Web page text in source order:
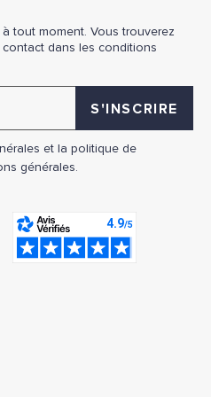
tout moment. Vous trouverez
dans les conditions
et la politique de
générales.